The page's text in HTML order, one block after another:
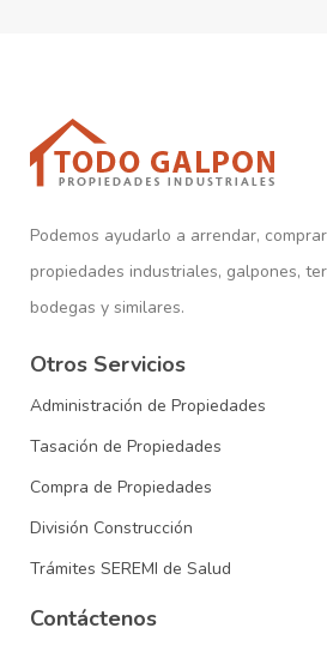
Podemos ayudarlo a arrendar,
propiedades industriales, galpones,
bodegas y similares.
Otros Servicios
Administración de Propiedades
Tasación de Propiedades
Compra de Propiedades
División Construcción
Trámites SEREMI de Salud
Contáctenos